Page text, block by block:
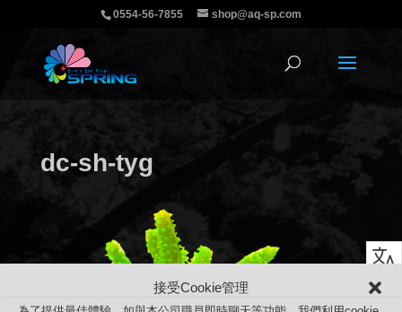
接受Cookie管理
0554-56-7855 shop@aq-sp.com
dc-sh-tyg